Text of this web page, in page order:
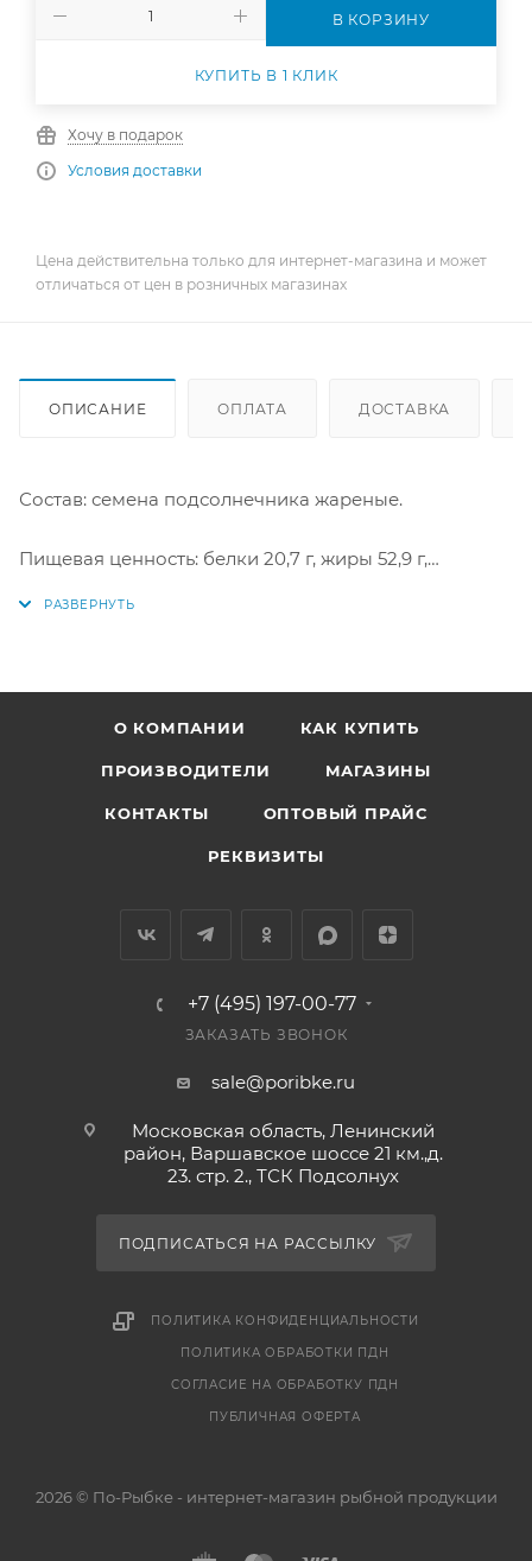
В КОРЗИНУ
КУПИТЬ В 1 КЛИК
Хочу в подарок
Условия доставки
Цена действительна только для интернет-магазина и может
отличаться от цен в розничных магазинах
ОПИСАНИЕ ОПЛАТА ДОСТАВКА
Состав: семена подсолнечника жареные.
Пищевая ценность: белки 20,7 г, жиры 52,9 г,
О КОМПАНИИ КАК КУПИТЬ
ПРОИЗВОДИТЕЛИ МАГАЗИНЫ
КОНТАКТЫ ОПТОВЫЙ ПРАЙС
РЕКВИЗИТЫ
+7 (495) 197-00-77
ЗАКАЗАТЬ ЗВОНОК
sale@poribke.ru
Московская область, Ленинский
район, Варшавское шоссе 21 км.,д.
23. стр. 2., ТСК Подсолнух
ПОДПИСАТЬСЯ НА РАССЫЛКУ
ПОЛИТИКА КОНФИДЕНЦИАЛЬНОСТИ
ПОЛИТИКА ОБРАБОТКИ ПДН
СОГЛАСИЕ НА ОБРАБОТКУ ПДН
ПУБЛИЧНАЯ ОФЕРТА
2026 © По-Рыбке - интернет-магазин рыбной продукции